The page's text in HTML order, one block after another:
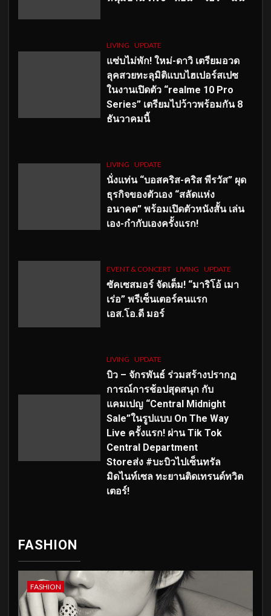
LIVING UPDATE
แซ่บไม่พัก! ใหม่-ดาวิ เตรียมอวด
ลุคสวยทะลุมิติแบบไฮเปอร์สเปซ
ในงานเปิดตัว “realme 10 Pro
Series” เตรียมไปว้าวพร้อมกัน 8
ธันวาคมนี้
LIVING UPDATE
นั่งแท่น “บอสคริส-คริส พีรวัส” ผุด
ธุรกิจของตัวเอง “สลัดแห่ง
อนาคต” พร้อมเปิดตัวหนังสั้น เล่น
เอง-กำกับเองครั้งแรก!
EVENT & CONCERT LIVING UPDATE
ซัคเซสมอร์ จัดเต็ม! “มาริโอ้ เมา
เร่อ” พรีเซ็นเตอร์คนแรก
เอส.โอ.ดี มอร์
LIVING UPDATE
บิว – จักรพันธ์ ร่วมสร้างปรากฏ
การณ์การช้อปสุดสนุก กับ
แคมเปญ “Central Midnight
Sale”ในรูปแบบ On The Way
Live ครั้งแรก! ผ่าน Tik Tok
Central Department
Storeส่ง #บะบิวไปเซ็นทรัล
มิดไนท์เซล ทะยานติดเทรนด์ทวิต
เตอร์!
FASHION
FASHION